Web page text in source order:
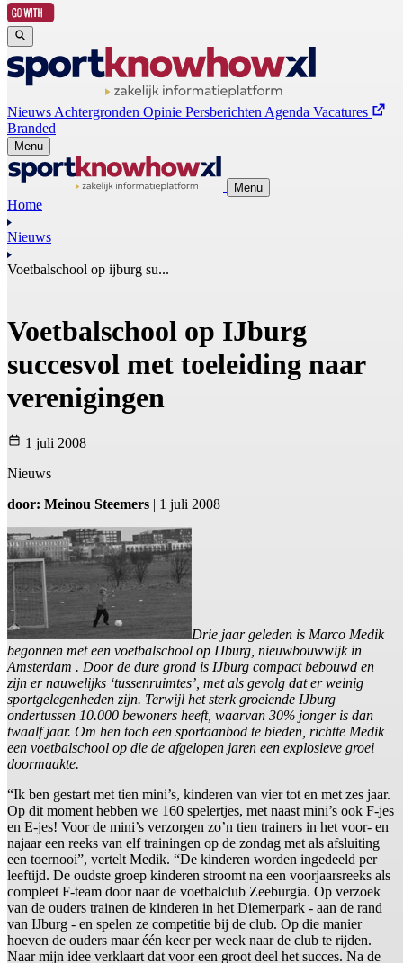
Nieuws Achtergronden Opinie Persberichten Agenda Vacatures
Branded
Menu
Menu
Home
Nieuws
Voetbalschool op ijburg su...
Voetbalschool op IJburg
succesvol met toeleiding naar
verenigingen
1 juli 2008
Nieuws
door: Meinou Steemers | 1 juli 2008
Drie jaar geleden is Marco Medik
begonnen met een voetbalschool op IJburg, nieuwbouwwijk in
Amsterdam . Door de dure grond is IJburg compact bebouwd en
zijn er nauwelijks ‘tussenruimtes’, met als gevolg dat er weinig
sportgelegenheden zijn. Terwijl het sterk groeiende IJburg
ondertussen 10.000 bewoners heeft, waarvan 30% jonger is dan
twaalf jaar. Om hen toch een sportaanbod te bieden, richtte Medik
een voetbalschool op die de afgelopen jaren een explosieve groei
doormaakte.
“Ik ben gestart met tien mini’s, kinderen van vier tot en met zes jaar.
Op dit moment hebben we 160 spelertjes, met naast mini’s ook F-jes
en E-jes! Voor de mini’s verzorgen zo’n tien trainers in het voor- en
najaar een reeks van elf trainingen op de zondag met als afsluiting
een toernooi”, vertelt Medik. “De kinderen worden ingedeeld per
leeftijd. De oudste groep kinderen stroomt na een voorjaarsreeks als
compleet F-team door naar de voetbalclub Zeeburgia. Op verzoek
van de ouders trainen de kinderen in het Diemerpark - aan de rand
van IJburg - en spelen ze competitie bij de club. Op die manier
hoeven de ouders maar één keer per week naar de club te rijden.
Naar mijn idee verklaart dat voor een groot deel het succes. Na de